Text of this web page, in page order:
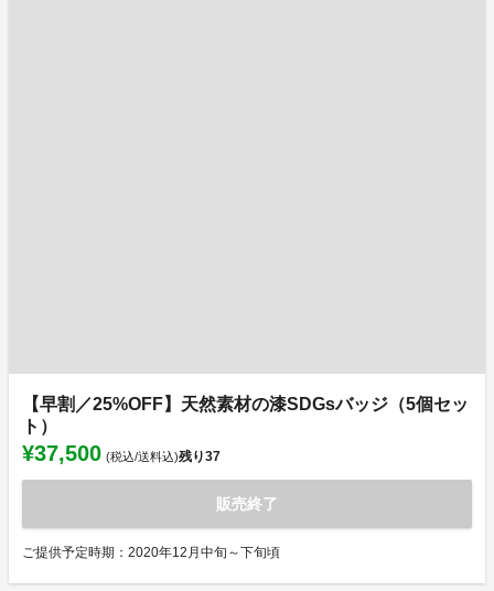
【早割／25%OFF】天然素材の漆SDGsバッジ（5個セッ
ト）
¥37,500 (税込/送料込)残り37
販売終了
ご提供予定時期：2020年12月中旬～下旬頃